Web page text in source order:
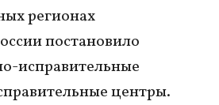
регионах
постановило
исправительные
центры.